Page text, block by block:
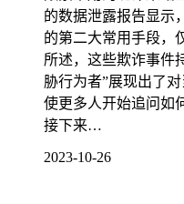
的数据泄露报告显示
的第二大常用手段，
所述，这些欺诈事件
胁行为者”展现出了
使更多人开始追问如
接下来…
2023-10-26